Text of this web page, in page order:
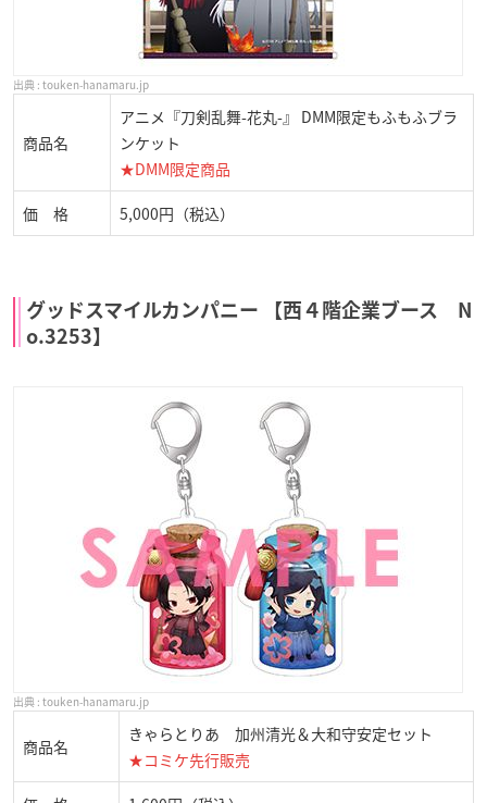
touken-hanamaru.jp
商品名
アニメ『刀剣乱舞-花丸-』 DMM限定もふもふブラ
ンケット
★DMM限定商品
価 格 5,000円（税込）
グッドスマイルカンパニー 【西４階企業ブース N
o.3253】
touken-hanamaru.jp
商品名
きゃらとりあ 加州清光＆大和守安定セット
★コミケ先行販売